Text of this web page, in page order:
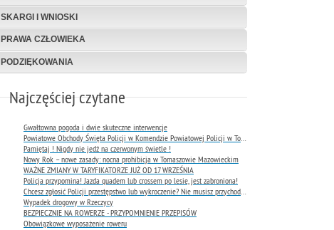
SKARGI I WNIOSKI
PRAWA CZŁOWIEKA
PODZIĘKOWANIA
Najczęściej czytane
Gwałtowna pogoda i dwie skuteczne interwencje
Powiatowe Obchody Święta Policji w Komendzie Powiatowej Policji w Tomaszowie Mazowieckim
Pamiętaj ! Nigdy nie jedź na czerwonym świetle !
Nowy Rok – nowe zasady: nocna prohibicja w Tomaszowie Mazowieckim
WAŻNE ZMIANY W TARYFIKATORZE JUŻ OD 17 WRZEŚNIA
Policja przypomina! Jazda quadem lub crossem po lesie, jest zabroniona!
Chcesz zgłosić Policji przestępstwo lub wykroczenie? Nie musisz przychodzić do komendy !
Wypadek drogowy w Rzeczycy
BEZPIECZNIE NA ROWERZE - PRZYPOMNIENIE PRZEPISÓW
Obowiązkowe wyposażenie roweru